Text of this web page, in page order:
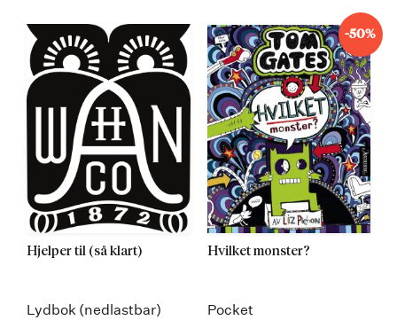
Hjelper til (så klart)
Lydbok (nedlastbar)
-50%
Hvilket monster?
Pocket